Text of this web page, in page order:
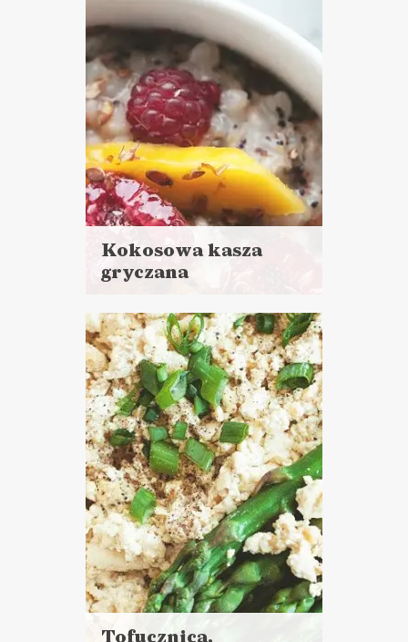
PRZYSTAWKI
ŚNIADANIA
Kokosowa kasza
gryczana
więcej
Czas przygotowania:
do 30 minut
CIASTA I DESERY
ŚNIADANIA
Tofucznica,